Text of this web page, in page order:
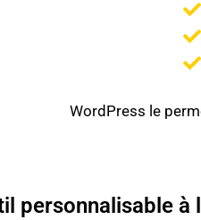
WordPress le
personnalisable à